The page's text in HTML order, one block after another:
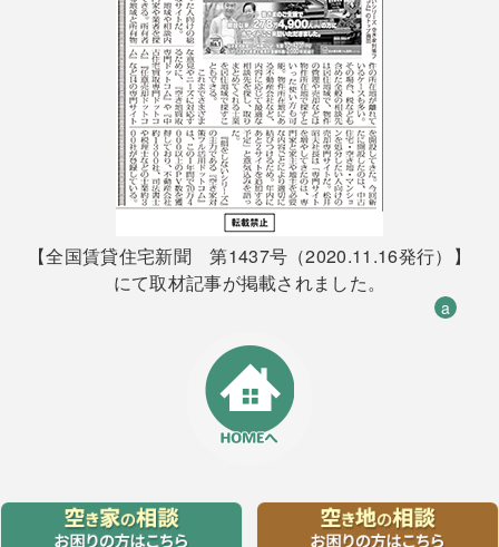
【全国賃貸住宅新聞 第1437号（2020.11.16発行）】
にて取材記事が掲載されました。
a